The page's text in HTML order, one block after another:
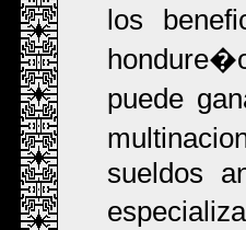
los
puede
sueldos